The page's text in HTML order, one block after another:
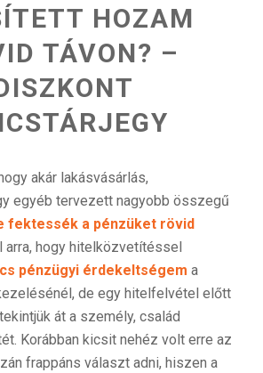
HOZAM
TÁVON? –
akár lakásvásárlás,
egyéb tervezett nagyobb összegű
fektessék a pénzüket rövid
arra, hogy hitelközvetítéssel
pénzügyi érdekeltségem a
de egy hitelfelvétel előtt
át a személy, család
Korábban kicsit nehéz volt erre az
frappáns választ adni, hiszen a